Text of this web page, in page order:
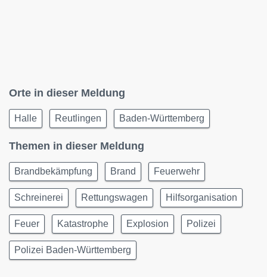
Orte in dieser Meldung
Halle Reutlingen Baden-Württemberg
Themen in dieser Meldung
Brandbekämpfung Brand Feuerwehr
Schreinerei Rettungswagen Hilfsorganisation
Feuer Katastrophe Explosion Polizei
Polizei Baden-Württemberg